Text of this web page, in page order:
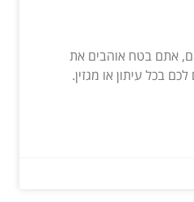
אתם בטח אוהבים את
בכל עיתון או מגזין.